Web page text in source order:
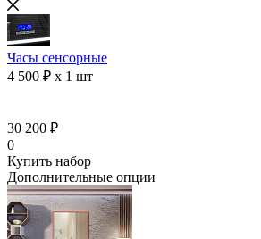
Часы сенсорные
4 500 ₽ x 1 шт
30 200 ₽
0
Купить набор
Дополнительные опции